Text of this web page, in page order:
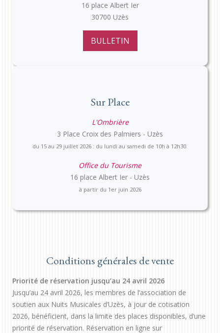
16 place Albert Ier
30700 Uzès
BULLETIN
Sur Place
L'Ombrière
3 Place Croix des Palmiers - Uzès
du 15 au 29 juillet 2026 : du lundi au samedi de 10h à 12h30.
Office du Tourisme
16 place Albert Ier - Uzès
à partir du 1er juin 2026
Conditions générales de vente
Priorité de réservation jusqu’au 24 avril 2026
Jusqu’au 24 avril 2026, les membres de l’association de
soutien aux Nuits Musicales d’Uzès, à jour de cotisation
2026, bénéficient, dans la limite des places disponibles, d’une
priorité de réservation. Réservation en ligne sur